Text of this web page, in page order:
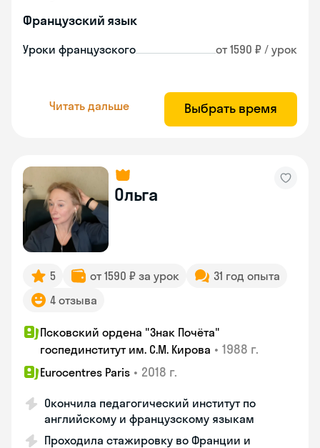
Французский язык
Уроки французского от 1590 ₽ / урок
Читать дальше Выбрать время
Ольга
5 от 1590 ₽ за урок
31 год опыта
4 отзыва
Псковский ордена "Знак Почёта"
госпединститут им. С.М. Кирова • 1988 г.
Eurocentres Paris • 2018 г.
Окончила педагогический институт по
английскому и французскому языкам
Проходила стажировку во Франции и